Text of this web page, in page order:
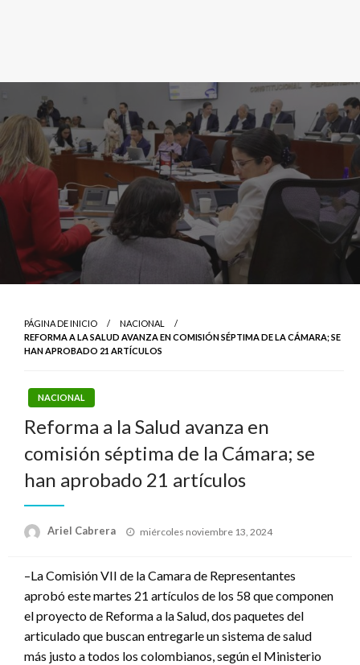
PÁGINA DE INICIO
NACIONAL
REFORMA A LA SALUD AVANZA EN COMISIÓN SÉPTIMA DE LA CÁMARA; SE
HAN APROBADO 21 ARTÍCULOS
NACIONAL
Reforma a la Salud avanza en
comisión séptima de la Cámara; se
han aprobado 21 artículos
Ariel Cabrera
Publicado
miércoles noviembre 13, 2024
–La Comisión VII de la Camara de Representantes
aprobó este martes 21 artículos de los 58 que componen
el proyecto de Reforma a la Salud, dos paquetes del
articulado que buscan entregarle un sistema de salud
más justo a todos los colombianos, según el Ministerio